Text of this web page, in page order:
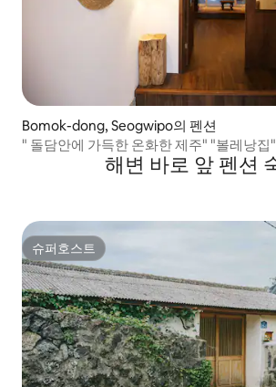
Bomok-dong, Seogwipo의 펜션
" 돌담안에 가득한 온화한 제주" "볼레낭
해변 바로 앞 펜션
슈퍼호스트
슈퍼호스트